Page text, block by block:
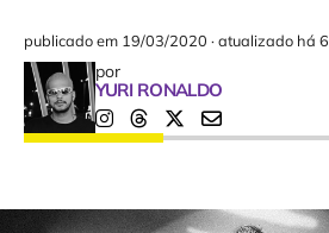
publicado em 19/03/2020 ·atualizado há
por
YURI RONALDO